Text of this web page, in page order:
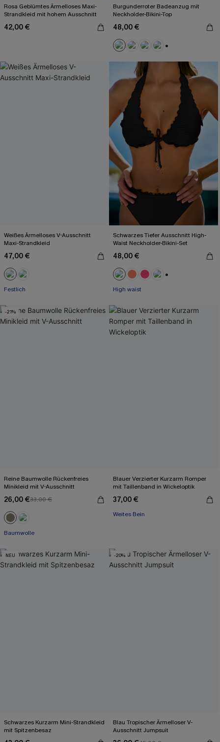
Rosa Geblümtes Ärmelloses Maxi-
Strandkleid mit hohem Ausschnitt
42,00 €
Burgunderroter Badeanzug mit
Neckholder-Bikini-Top
48,00 €
Weißes Ärmelloses V-Ausschnitt
Maxi-Strandkleid
47,00 €
Festlich
Schwarzes Tiefer Ausschnitt High-
Waist Neckholder-Bikini-Set
48,00 €
High waist
-21%
Reine Baumwolle Rückenfreies
Minikleid mit V-Ausschnitt
26,00 €33,00 €
Baumwolle
Blauer Verzierter Kurzarm Romper
mit Taillenband in Wickeloptik
37,00 €
Weites Bein
NEU
Schwarzes Kurzarm Mini-Strandkleid
mit Spitzenbesaz
-20%
Blau Tropischer Ärmelloser V-
Ausschnitt Jumpsuit